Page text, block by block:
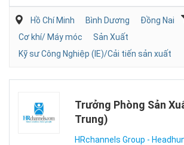
Hồ Chí Minh Bình Dương
Đồng Nai
Cơ khí/ Máy móc
Sản Xuất
Kỹ sư Công Nghiệp (IE)/Cải tiến sản xuất
Trưởng Phòng Sản
Trung)
HRchannels Group -